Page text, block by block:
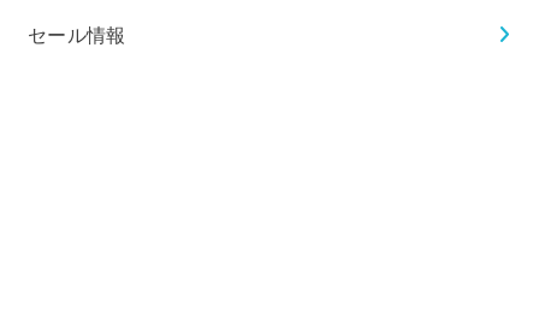
セール情報